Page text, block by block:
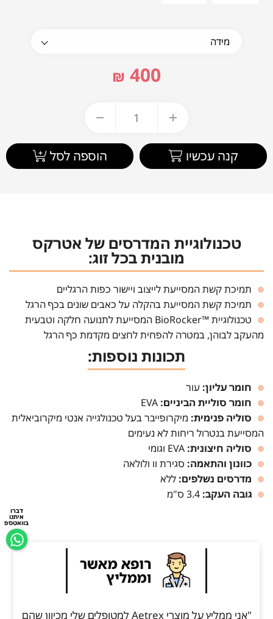
דברו
איתנו
בוואטספ
400
₪
קנה עכשיו הוספה לסל
טכנולוגיית המדרסים של אטרקס
מובנית בכל זוג:
תמיכת קשת המסייעת לייצוב ויישור כפות הרגליים
תמיכת קשת המסייעת בהקלה על כאבים שונים בכף הרגל
טכנולוגיית ™BioRocker המסייעת לתנועה חלקה וטבעית
מהעקב לבוהן, במטרה להפחית לחצים מקדמת כף הרגל
תכונות נוספות:
חומר עליון: עור
חומר סוליית הביניים:
סוליה פנימית: מיקרופייבר בעל טכנולגייה אנטי מיקרוביאלית
המסייעת בנטרול ריחות לא נעימים
סוליה חיצונית: EVA וגומי
כוונון והתאמה: סגירת וו ולולאה
מדרסים נשלפים: ללא
גובה העקב:
"אני ממליץ על מוצרי Aetrex למטופלים שלי מכיוון שהם